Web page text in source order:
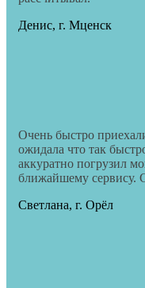
Денис, г. Мценск
Очень быстро
ожидала что так
аккуратно погрузил
ближайшему сервису.
Светлана, г. Орёл